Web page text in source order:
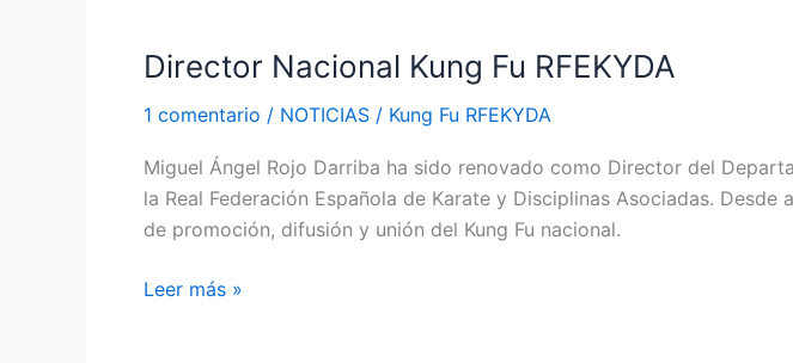
Director Nacional Kung Fu RFEKYDA
1 comentario / NOTICIAS / Kung Fu RFEKYDA
Miguel Ángel Rojo Darriba ha sido renovado como Director del
la Real Federación Española de Karate y Disciplinas Asociadas.
de promoción, difusión y unión del Kung Fu nacional.
Kung
RFEKYDA
Leer más »